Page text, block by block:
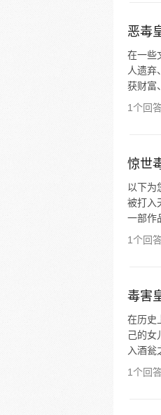
恶毒
在一些
人遗弃
获财富
1个回
惊世
以下为
被打入
一部作
1个回
毒害
在历史
己的女
入酒瓮
1个回